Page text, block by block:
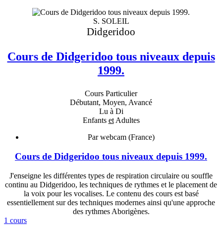
S. SOLEIL
Didgeridoo
Cours de Didgeridoo tous niveaux depuis
1999.
Cours Particulier
Débutant, Moyen, Avancé
Lu à Di
Enfants etAdultes
Par webcam (France)
Cours de Didgeridoo tous niveaux depuis 1999.
J'enseigne les différentes types de respiration circulaire ou souffle
continu au Didgeridoo, les techniques de rythmes et le placement de
la voix pour les vocalises. Le contenu des cours est basé
essentiellement sur des techniques modernes ainsi qu'une approche
des rythmes Aborigènes.
1 cours